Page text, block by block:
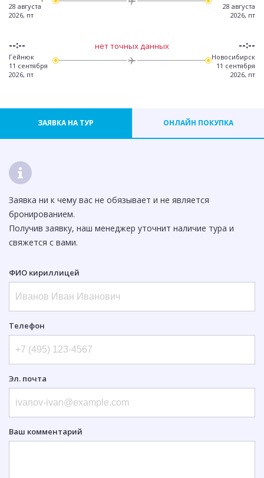
28 августа
2026, пт
28 августа
2026, пт
--:--
Гёйнюк
11 сентября
2026, пт
нет точных данных --:--
Новосибирск
11 сентября
2026, пт
ЗАЯВКА НА ТУР ОНЛАЙН ПОКУПКА
Заявка ни к чему вас не обязывает и не является
бронированием.
Получив заявку, наш менеджер уточнит наличие тура и
свяжется с вами.
ФИО кириллицей
Телефон
Эл. почта
Ваш комментарий